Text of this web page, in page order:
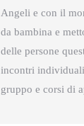
Angeli e con il
da bambina e
delle persone
incontri
gruppo e corsi di